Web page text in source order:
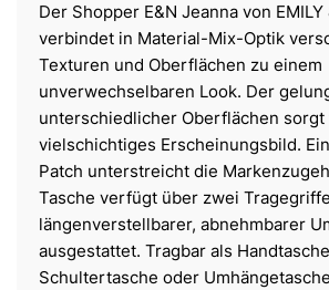
Der Shopper E&N Jeanna von EMILY
verbindet in Material-Mix-Optik
Texturen und Oberflächen zu einem
unverwechselbaren Look. Der
unterschiedlicher Oberflächen sorgt
vielschichtiges Erscheinungsbild.
Patch unterstreicht die
Tasche verfügt über zwei
längenverstellbarer, abnehmbarer
ausgestattet. Tragbar als
Schultertasche oder